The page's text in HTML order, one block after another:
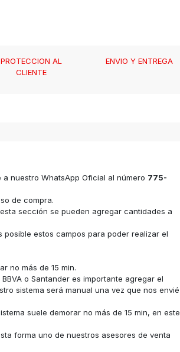
PROTECCION AL
CLIENTE
ENVIO Y ENTREGA
nuestro WhatsApp Oficial al número 775-
de compra.
sección se pueden agregar cantidades a
estos campos para poder realizar el
no más de 15 min.
o Santander es importante agregar el
sistema será manual una vez que nos envié
suele demorar no más de 15 min, en este
forma uno de nuestros asesores de venta